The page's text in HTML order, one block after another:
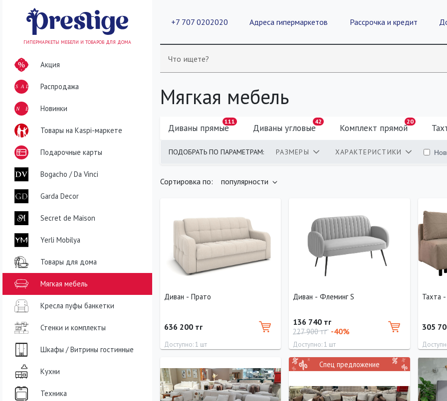
+7 707 0202020 Адреса гипермаркетов Рассрочка и кредит
Что ищете?
ГИПЕРМАРКЕТЫ МЕБЕЛИ И ТОВАРОВ ДЛЯ ДОМА
Акция
SALE Распродажа
NEWНовинки
Товары на Kaspi-маркете
Подарочные карты
Bogacho / Da Vinci
Garda Decor
Secret de Maison
Yerli Mobilya
Товары для дома
Мягкая мебель
Кресла пуфы банкетки
Стенки и комплекты
Шкафы / Витрины гостинные
Кухни
Техника
Мягкая мебель
Диваны прямые
111
Диваны угловые
42
Комплект прямой
20
ПОДОБРАТЬ ПО ПАРАМЕТРАМ: РАЗМЕРЫ ХАРАКТЕРИСТИКИ
Сортировка по: популярности
Диван - Прато
636 200 тг
Доступно: 1 шт
180 см 110 см 90 см
Диван - Флеминг S
136 740 тг
227 900 тг -40%
Доступно: 1 шт
Ширина
130 см
Высота
80 см
Глубина
70 см
Тахта
305
200 см
Спец предложение